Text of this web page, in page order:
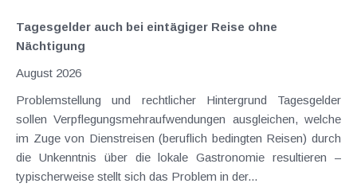
Tagesgelder auch bei eintägiger Reise ohne
Nächtigung
August 2026
Problemstellung und rechtlicher Hintergrund Tagesgelder
sollen Verpflegungsmehraufwendungen ausgleichen, welche
im Zuge von Dienstreisen (beruflich bedingten Reisen) durch
die Unkenntnis über die lokale Gastronomie resultieren –
typischerweise stellt sich das Problem in der...